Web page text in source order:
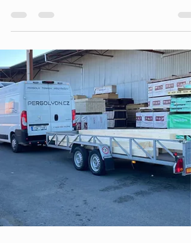
PERGOLY DN
5. 2. 2024
Minut čtení: 1
PERGOLY DN
Potřebujete zastřešit svou terasu? Najdeme to
nejvhodnější řešení. Vyrábíme dřevěné
na míru pro váš dům, dle vašich přání +...